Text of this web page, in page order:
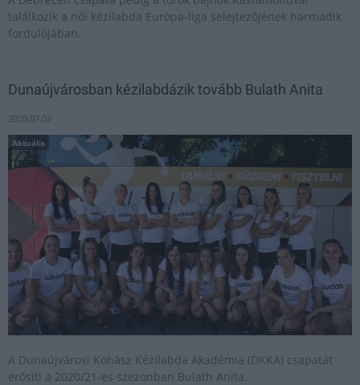
találkozik a női kézilabda Európa-liga selejtezőjének harmadik
fordulójában.
Dunaújvárosban kézilabdázik tovább Bulath Anita
2020.07.02
Aktuális
A Dunaújvárosi Kohász Kézilabda Akadémia (DKKA) csapatát
erősíti a 2020/21-es szezonban Bulath Anita.